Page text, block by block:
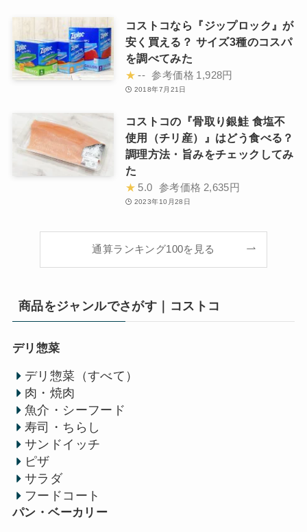
コストコなら『ジップロック』が
安く買える？ サイズ3種のコスパ
を調べてみた
★ -- 参考価格 1,928円
2018年7月21日
コストコの『骨取り銀鮭 食塩不
使用（チリ産）』はどう食べる？
調理方法・旨みをチェックしてみ
た
★ 5.0 参考価格 2,635円
2023年10月28日
通算ランキング100を見る
商品をジャンルでさがす｜コストコ
デリ惣菜
デリ惣菜（すべて）
肉・焼肉
魚介・シーフード
寿司・ちらし
サンドイッチ
ピザ
サラダ
フードコート
パン・ベーカリー